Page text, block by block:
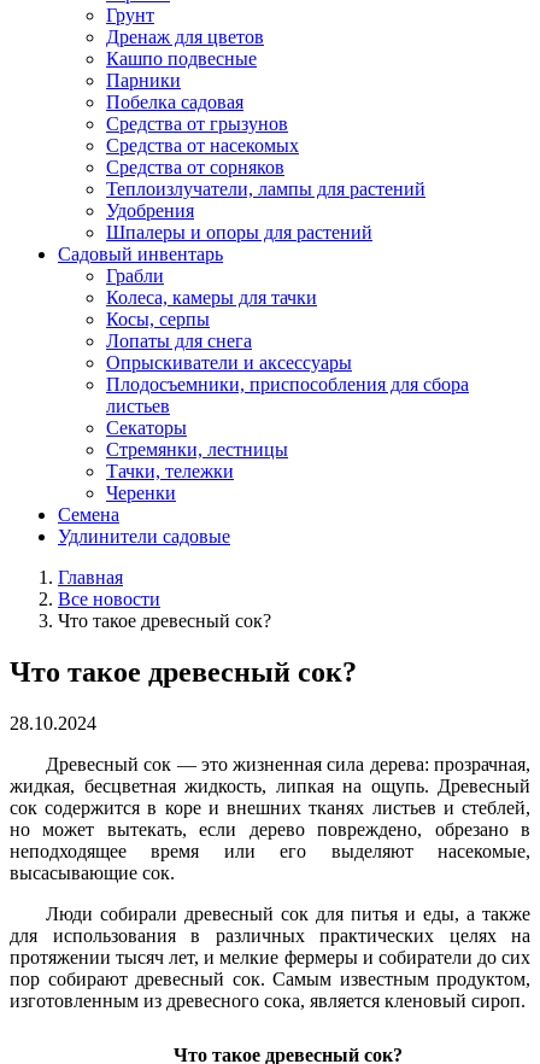
Грунт
Дренаж для цветов
Кашпо подвесные
Парники
Побелка садовая
Средства от грызунов
Средства от насекомых
Средства от сорняков
Теплоизлучатели, лампы для растений
Удобрения
Шпалеры и опоры для растений
Садовый инвентарь
Грабли
Колеса, камеры для тачки
Косы, серпы
Лопаты для снега
Опрыскиватели и аксессуары
Плодосъемники, приспособления для сбора
листьев
Секаторы
Стремянки, лестницы
Тачки, тележки
Черенки
Семена
Удлинители садовые
Главная
Все новости
Что такое древесный сок?
Что такое древесный сок?
28.10.2024
Древесный сок — это жизненная сила дерева: прозрачная,
жидкая, бесцветная жидкость, липкая на ощупь. Древесный
сок содержится в коре и внешних тканях листьев и стеблей,
но может вытекать, если дерево повреждено, обрезано в
неподходящее время или его выделяют насекомые,
высасывающие сок.
Люди собирали древесный сок для питья и еды, а также
для использования в различных практических целях на
протяжении тысяч лет, и мелкие фермеры и собиратели до сих
пор собирают древесный сок. Самым известным продуктом,
изготовленным из древесного сока, является кленовый сироп.
Что такое древесный сок?